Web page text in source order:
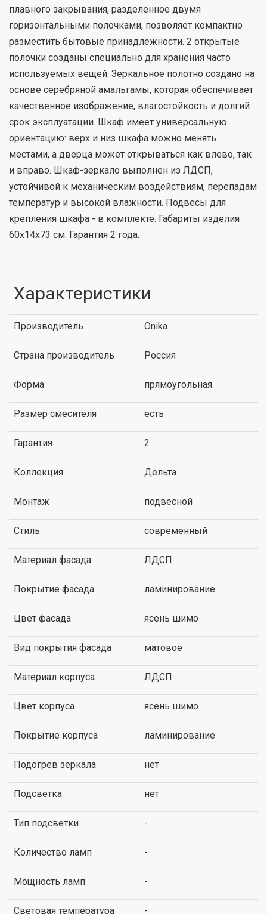
плавного закрывания, разделенное двумя
горизонтальными полочками, позволяет компактно
разместить бытовые принадлежности. 2 открытые
полочки созданы специально для хранения часто
используемых вещей. Зеркальное полотно создано на
основе серебряной амальгамы, которая обеспечивает
качественное изображение, влагостойкость и долгий
срок эксплуатации. Шкаф имеет универсальную
ориентацию: верх и низ шкафа можно менять
местами, а дверца может открываться как влево, так
и вправо. Шкаф-зеркало выполнен из ЛДСП,
устойчивой к механическим воздействиям, перепадам
температур и высокой влажности. Подвесы для
крепления шкафа - в комплекте. Габариты изделия
60x14x73 см. Гарантия 2 года.
Характеристики
Производитель Onika
Страна производитель Россия
Форма прямоугольная
Размер смесителя есть
Гарантия 2
Коллекция Дельта
Монтаж подвесной
Стиль современный
Материал фасада ЛДСП
Покрытие фасада ламинирование
Цвет фасада ясень шимо
Вид покрытия фасада матовое
Материал корпуса ЛДСП
Цвет корпуса ясень шимо
Покрытие корпуса ламинирование
Подогрев зеркала нет
Подсветка нет
Тип подсветки -
Количество ламп -
Мощность ламп -
Световая температура -